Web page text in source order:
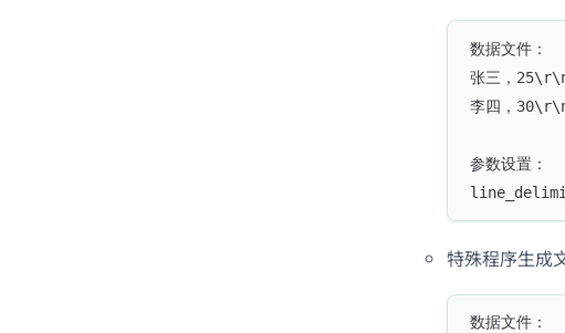
数据文件：
张三，
李四，
参数设置：
特殊程序生成
数据文件：